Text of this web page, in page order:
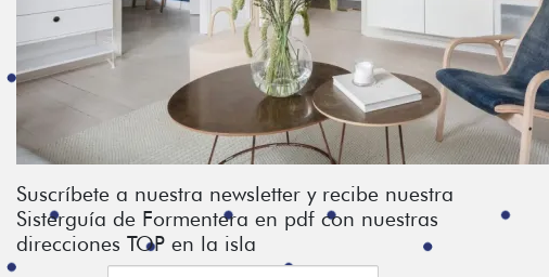
Suscríbete a nuestra newsletter y recibe nuestra
Sisterguía de Formentera en pdf con nuestras
direcciones TOP en la isla